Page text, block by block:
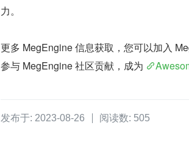
力。
更多 MegEngine 信息获取，您可以加入
参与 MegEngine 社区贡献，成为
发布于: 2023-08-26 阅读数: 505